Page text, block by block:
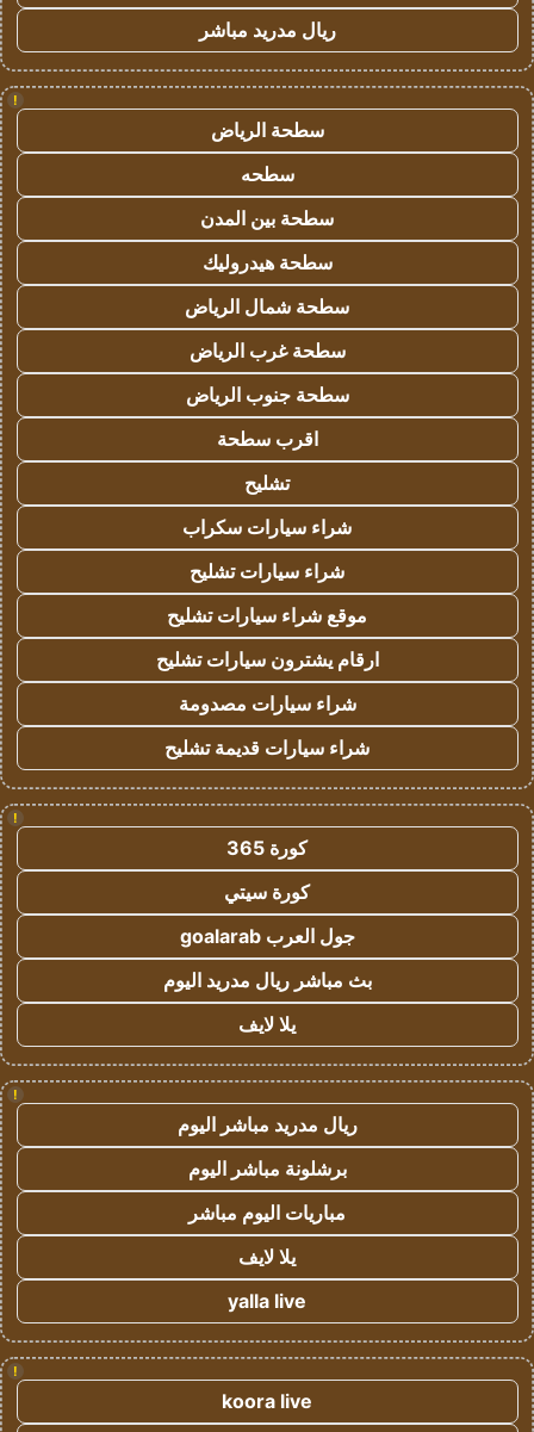
ريال مدريد مباشر
!
سطحة الرياض
سطحه
سطحة بين المدن
سطحة هيدروليك
سطحة شمال الرياض
سطحة غرب الرياض
سطحة جنوب الرياض
اقرب سطحة
تشليح
شراء سيارات سكراب
شراء سيارات تشليح
موقع شراء سيارات تشليح
ارقام يشترون سيارات تشليح
شراء سيارات مصدومة
شراء سيارات قديمة تشليح
!
كورة 365
كورة سيتي
جول العرب goalarab
بث مباشر ريال مدريد اليوم
يلا لايف
!
ريال مدريد مباشر اليوم
برشلونة مباشر اليوم
مباريات اليوم مباشر
يلا لايف
yalla live
!
koora live